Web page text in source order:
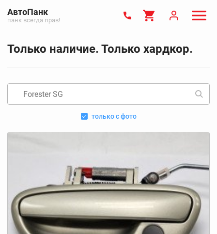
АвтоПанк
панк всегда прав!
Только наличие. Только хардкор.
только с фото